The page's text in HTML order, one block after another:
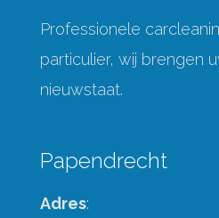
Professionele
particulier, wij brengen
nieuwstaat.
Papendrecht
Adres: